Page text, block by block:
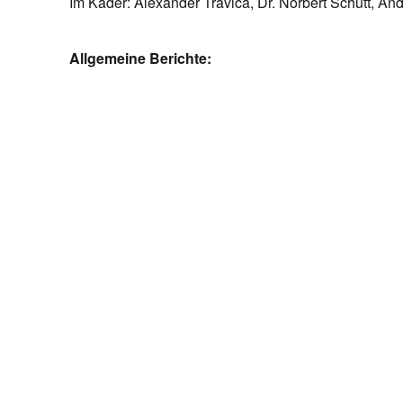
Allgemeine Berichte: